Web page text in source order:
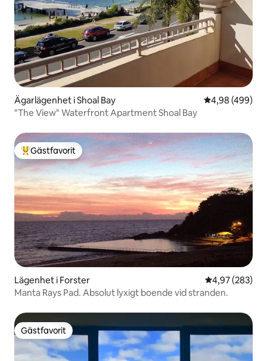
Ägarlägenhet i Shoal Bay 4,98 av 5 i
4,98 (499)
"The View" Waterfront Apartment Shoal Bay
Populär gästfavorit
Gästfavorit
Lägenhet i Forster 4,97 av 5 i
4,97 (283)
Manta Rays Pad. Absolut lyxigt boende vid stranden.
Gästfavorit
Gästfavorit